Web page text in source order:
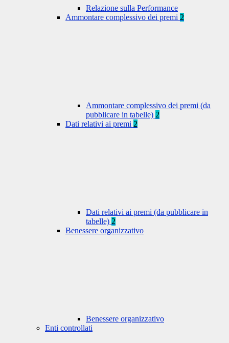
Relazione sulla Performance
Ammontare complessivo dei premi 2
Ammontare complessivo dei premi (da
pubblicare in tabelle) 2
Dati relativi ai premi 2
Dati relativi ai premi (da pubblicare in
tabelle) 2
Benessere organizzativo
Benessere organizzativo
Enti controllati